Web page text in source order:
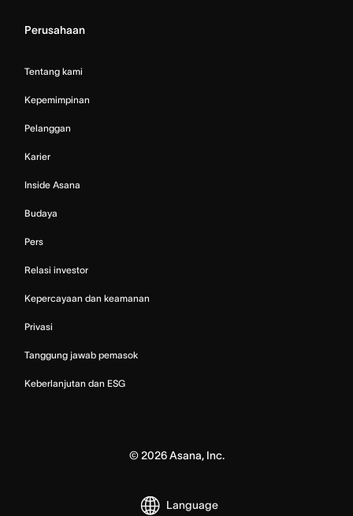
Perusahaan
Tentang kami
Kepemimpinan
Pelanggan
Karier
Inside Asana
Budaya
Pers
Relasi investor
Kepercayaan dan keamanan
Privasi
Tanggung jawab pemasok
Keberlanjutan dan ESG
© 2026Asana, Inc.
Language